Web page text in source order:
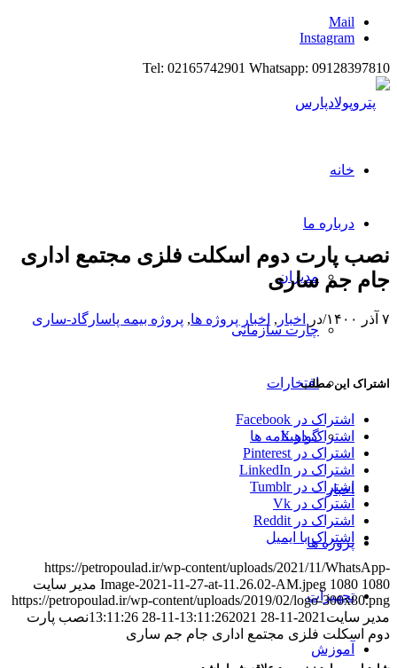
Mail
Instagram
Tel: 02165742901 Whatsapp: 09128397810
خانه
درباره ما
مدیران
چارت سازمانی
افتخارات
گواهینامه ها
اخبار
پروژه ها
تجهیزات
آموزش
نصب پارت دوم اسکلت فلزی مجتمع اداری
جام جم ساری
۷ آذر ۱۴۰۰ /در اخبار , اخبار پروژه ها, پروژه بیمه پاسارگاد-ساری
اشتراک این مطلب
اشتراک در Facebook
اشتراک در X
اشتراک در Pinterest
اشتراک در LinkedIn
اشتراک در Tumblr
اشتراک در Vk
اشتراک در Reddit
اشتراک با ایمیل
https://petropoulad.ir/wp-content/uploads/2021/11/WhatsApp-
Image-2021-11-27-at-11.26.02-AM.jpeg 1080 1080
مدیر سایت
https://petropoulad.ir/wp-content/uploads/2019/02/logo-300x80.png
مدیر سایت 2021-11-28 13:11:26
2021-11-28 13:11:26
نصب پارت
دوم اسکلت فلزی مجتمع اداری جام جم ساری